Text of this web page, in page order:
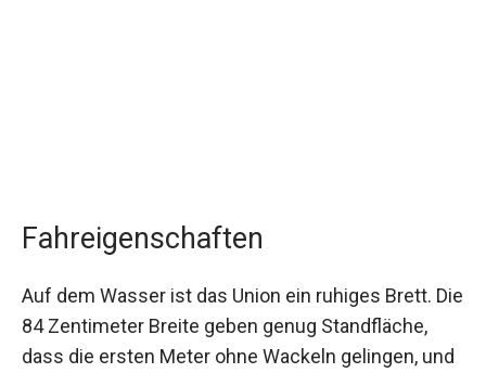
Fahreigenschaften
Auf dem Wasser ist das Union ein ruhiges Brett. Die
84 Zentimeter Breite geben genug Standfläche,
dass die ersten Meter ohne Wackeln gelingen, und